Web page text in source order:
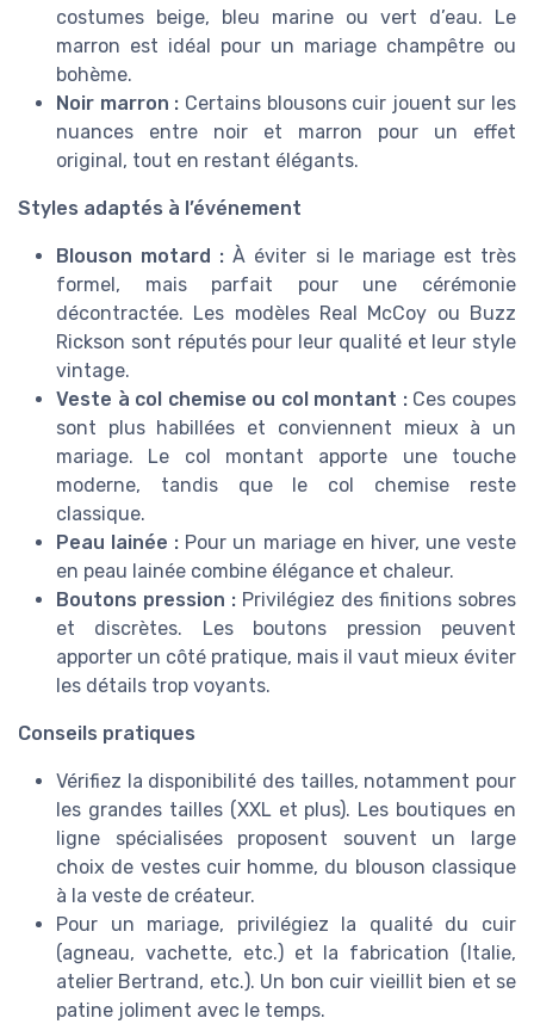
costumes beige, bleu marine ou vert d’eau. Le
marron est idéal pour un mariage champêtre ou
bohème.
Noir marron : Certains blousons cuir jouent sur les
nuances entre noir et marron pour un effet
original, tout en restant élégants.
Styles adaptés à l’événement
Blouson motard : À éviter si le mariage est très
formel, mais parfait pour une cérémonie
décontractée. Les modèles Real McCoy ou Buzz
Rickson sont réputés pour leur qualité et leur style
vintage.
Veste à col chemise ou col montant :Ces coupes
sont plus habillées et conviennent mieux à un
mariage. Le col montant apporte une touche
moderne, tandis que le col chemise reste
classique.
Peau lainée : Pour un mariage en hiver, une veste
en peau lainée combine élégance et chaleur.
Boutons pression : Privilégiez des finitions sobres
et discrètes. Les boutons pression peuvent
apporter un côté pratique, mais il vaut mieux éviter
les détails trop voyants.
Conseils pratiques
Vérifiez la disponibilité des tailles, notamment pour
les grandes tailles (XXL et plus). Les boutiques en
ligne spécialisées proposent souvent un large
choix de vestes cuir homme, du blouson classique
à la veste de créateur.
Pour un mariage, privilégiez la qualité du cuir
(agneau, vachette, etc.) et la fabrication (Italie,
atelier Bertrand, etc.). Un bon cuir vieillit bien et se
patine joliment avec le temps.